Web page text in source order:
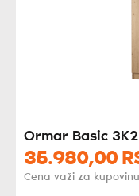
Ormar Basic
35.980,00
Cena važi za